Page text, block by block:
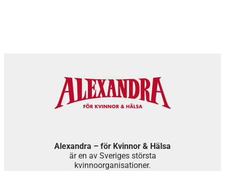
Alexandra – för Kvinnor & Hälsa
är en av Sveriges största
kvinnoorganisationer.